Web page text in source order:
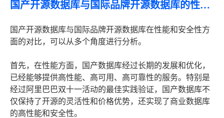
国产开源数据库与国际品牌开源数据库的性能和安全性对比
国产开源数据库与国际品牌开源数据库在性能和安全性方
面的对比，可以从多个角度进行分析。
首先，在性能方面，国产数据库经过长期的发展和优化，
已经能够提供高性能、高可用、高可靠性的服务。特别是
经过阿里巴巴双十一活动的最佳实践验证，国产数据库不
仅保持了开源的灵活性和价格优势，还实现了商业数据库
的高性能和安全性。